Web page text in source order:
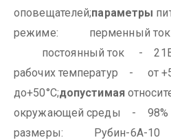
оповещателей;параметры
режиме: перменный ток
постоянный ток - 21В-
рабочих температур - от
до+50°С;допустимая
окружающей среды - 98%
размеры: Рубин-6А-10 -